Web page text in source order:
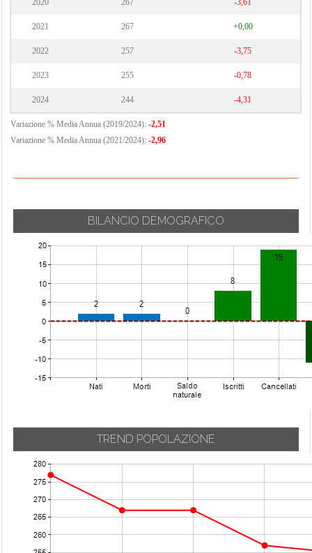
2020 267 -3,61
2021 267 +0,00
2022 257 -3,75
2023 255 -0,78
2024 244 -4,31
Variazione % Media Annua (2019/2024): -2,51
Variazione % Media Annua (2021/2024): -2,96
BILANCIO DEMOGRAFICO
TREND POPOLAZIONE